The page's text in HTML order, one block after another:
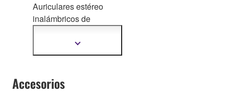
Auriculares estéreo
inalámbricos de
instrumentos musicales
Mostrar
Accesorios